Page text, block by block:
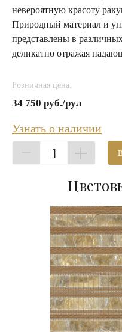
невероятную красоту
Природный материал и
представлены в
деликатно отражая
Розничная цена:
34 750 руб./рул
Узнать о наличии
1